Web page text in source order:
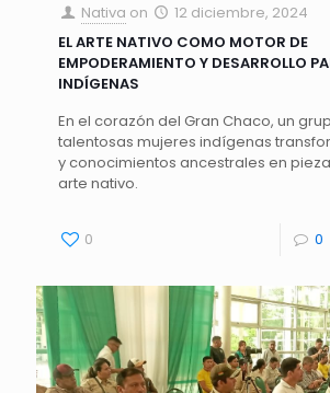
Nativa on
12 diciembre, 2024
EL ARTE NATIVO COMO MOTOR DE
EMPODERAMIENTO Y DESARROLLO
INDÍGENAS
En el corazón del Gran Chaco, un
talentosas mujeres indígenas
y conocimientos ancestrales en
arte nativo.
0 0